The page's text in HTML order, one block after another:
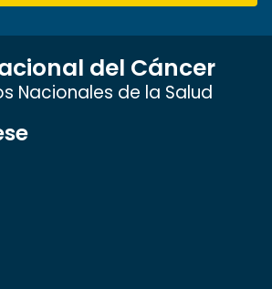
del Cáncer
Nacionales de la Salud